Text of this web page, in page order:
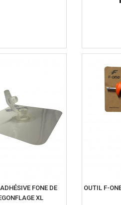
FONE DE
XL
OUTIL F-